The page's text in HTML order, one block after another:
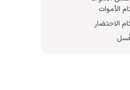
الأموات
الاحتضار